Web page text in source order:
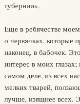
губернии».
Еще в ребячестве
о червячках, которые
наконец, в бабочек.
интерес в моих
самом деле, из всех
мелких тварей,
лучше, изящнее всех.